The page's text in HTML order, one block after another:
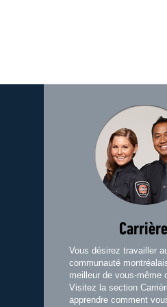
Image
Vous désirez travailler
communauté
meilleur de vous-même
Visitez la section
apprendre comment